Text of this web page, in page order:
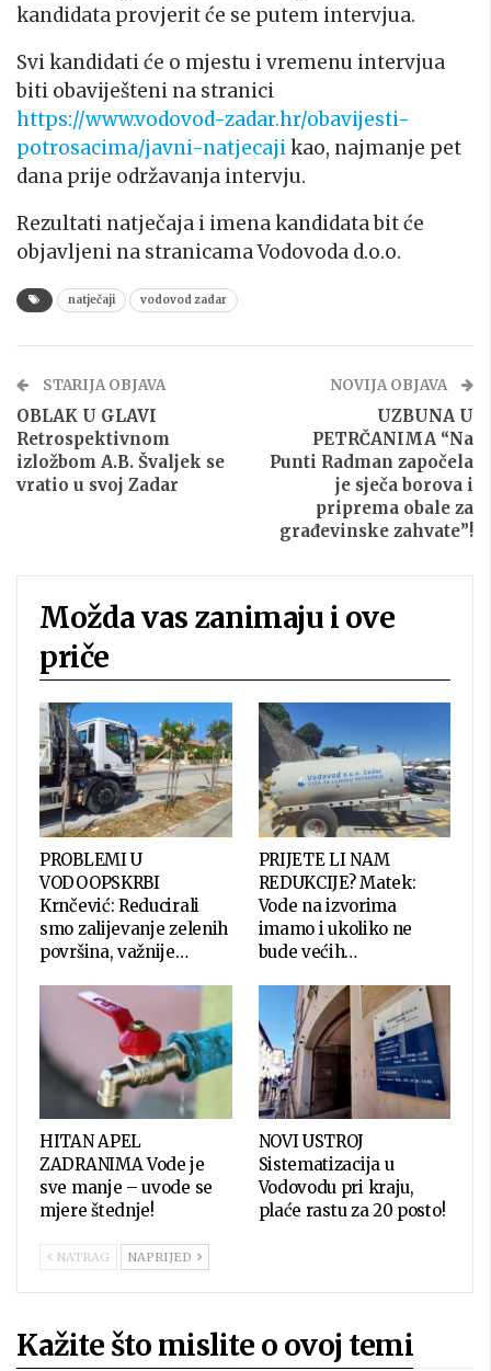
kandidata provjerit će se putem intervjua.
Svi kandidati će o mjestu i vremenu intervjua
biti obaviješteni na stranici
https://www.vodovod-zadar.hr/obavijesti-
potrosacima/javni-natjecajikao, najmanje pet
dana prije održavanja intervju.
Rezultati natječaja i imena kandidata bit će
objavljeni na stranicama Vodovoda d.o.o.
natječaji vodovod zadar
STARIJA OBJAVA
OBLAK U GLAVI
Retrospektivnom
izložbom A.B. Švaljek se
vratio u svoj Zadar
NOVIJA OBJAVA
UZBUNA U
PETRČANIMA “Na
Punti Radman započela
je sječa borova i
priprema obale za
građevinske zahvate”!
Možda vas zanimaju i ove
priče
PROBLEMI U
VODOOPSKRBI
Krnčević: Reducirali
smo zalijevanje zelenih
površina, važnije…
PRIJETE LI NAM
REDUKCIJE? Matek:
Vode na izvorima
imamo i ukoliko ne
bude većih…
HITAN APEL
ZADRANIMA Vode je
sve manje – uvode se
mjere štednje!
NOVI USTROJ
Sistematizacija u
Vodovodu pri kraju,
plaće rastu za 20 posto!
NATRAG NAPRIJED
Kažite što mislite o ovoj temi